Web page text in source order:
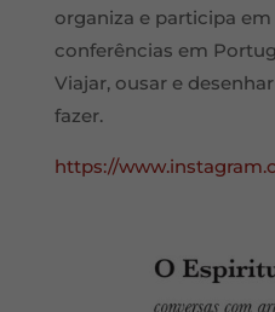
organiza e participa
conferências em
Viajar, ousar e
fazer.
https://